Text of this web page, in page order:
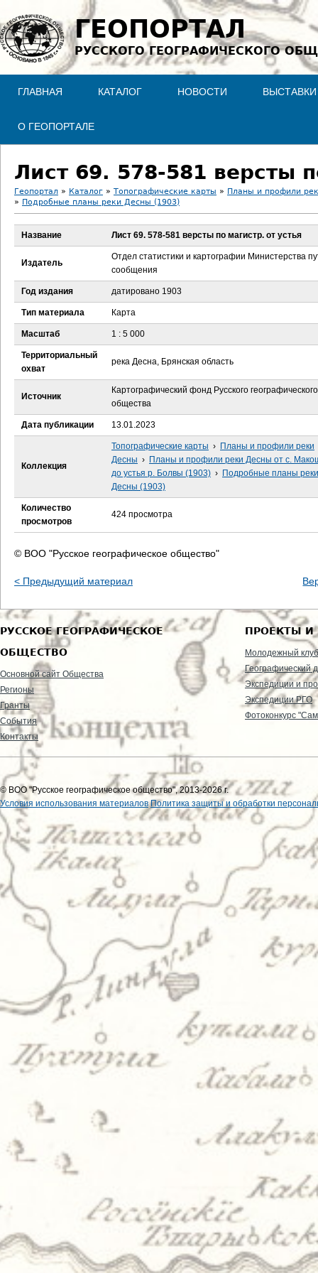
Jump to navigation
ГЕОПОРТАЛ
РУССКОГО ГЕОГРАФИЧЕСКОГО
ГЛАВНАЯ КАТАЛОГ НОВОСТИ ВЫСТАВКИ
О ГЕОПОРТАЛЕ
Лист 69. 578-581 версты
В
ы
д
е
с
ь
Геопортал » Каталог » Топографические карты » Планы и профили
» Подробные планы реки Десны (1903)
Название Лист 69. 578-581 версты по магистр. от устья
Издатель
Отдел статистики и картографии Министерства
сообщения
Год издания датировано 1903
Тип материала Карта
Масштаб 1 : 5 000
Территориальный
охват
река Десна, Брянская область
Источник
Картографический фонд Русского географического
общества
Дата публикации 13.01.2023
Коллекция
Топографические карты › Планы и профили реки
Десны › Планы и профили реки Десны от с.
до устья р. Болвы (1903) › Подробные планы реки
Десны (1903)
Количество
просмотров
424 просмотра
© ВОО "Русское географическое общество"
< Предыдущий материал
РУССКОЕ ГЕОГРАФИЧЕСКОЕ
ОБЩЕСТВО
Основной сайт Общества
Регионы
Гранты
События
Контакты
ПРОЕКТЫ И
Молодежный клуб
Географический
Экспедиции и
Экспедиции РГО
Фотоконкурс
© ВОО "Русское географическое общество", 2013-2026 г.
Условия использования материалов Политика защиты и обработки